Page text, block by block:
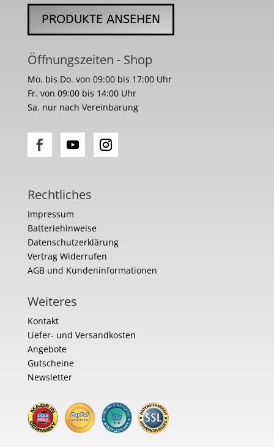
PRODUKTE ANSEHEN
Öffnungszeiten - Shop
Mo. bis Do. von 09:00 bis 17:00 Uhr
Fr. von 09:00 bis 14:00 Uhr
Sa. nur nach Vereinbarung
Rechtliches
Impressum
Batteriehinweise
Datenschutzerklärung
Vertrag Widerrufen
AGB und Kundeninformationen
Weiteres
Kontakt
Liefer- und Versandkosten
Angebote
Gutscheine
Newsletter